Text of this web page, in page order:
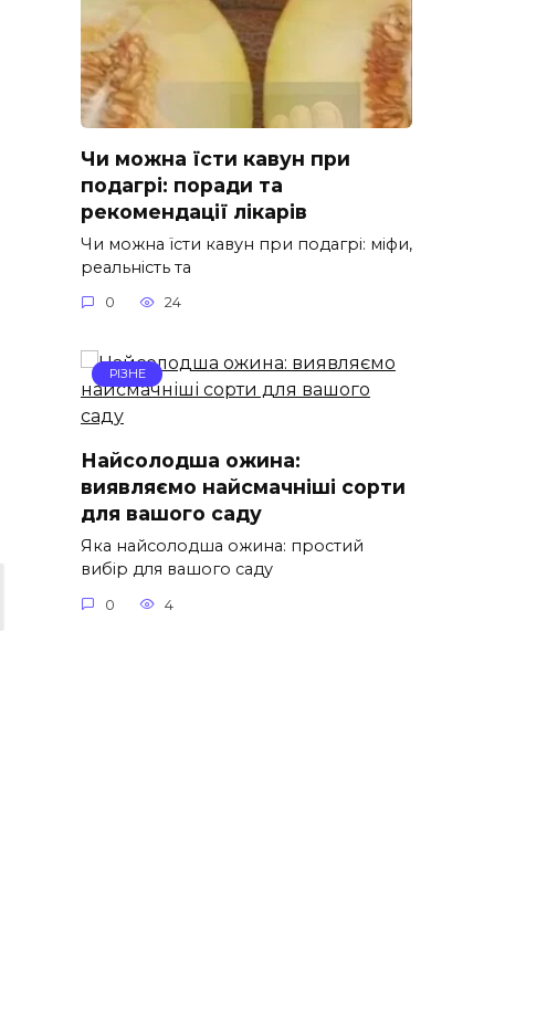
Чи можна їсти кавун при
подагрі: поради та
рекомендації лікарів
Чи можна їсти кавун при подагрі: міфи,
реальність та
0 24
РІЗНЕ
Найсолодша ожина:
виявляємо найсмачніші сорти
для вашого саду
Яка найсолодша ожина: простий
вибір для вашого саду
0 4